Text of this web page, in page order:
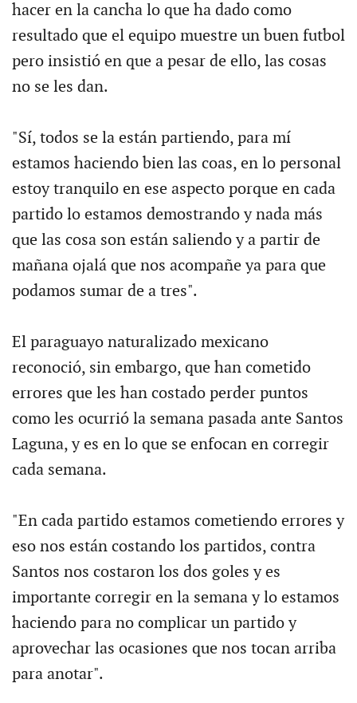
hacer en la cancha lo que ha dado como
resultado que el equipo muestre un buen futbol
pero insistió en que a pesar de ello, las cosas
no se les dan.
"Sí, todos se la están partiendo, para mí
estamos haciendo bien las coas, en lo personal
estoy tranquilo en ese aspecto porque en cada
partido lo estamos demostrando y nada más
que las cosa son están saliendo y a partir de
mañana ojalá que nos acompañe ya para que
podamos sumar de a tres".
El paraguayo naturalizado mexicano
reconoció, sin embargo, que han cometido
errores que les han costado perder puntos
como les ocurrió la semana pasada ante Santos
Laguna, y es en lo que se enfocan en corregir
cada semana.
"En cada partido estamos cometiendo errores y
eso nos están costando los partidos, contra
Santos nos costaron los dos goles y es
importante corregir en la semana y lo estamos
haciendo para no complicar un partido y
aprovechar las ocasiones que nos tocan arriba
para anotar".